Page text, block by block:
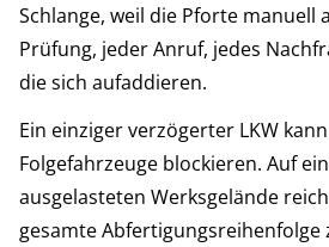
Schlange, weil die Pforte manuell
Prüfung, jeder Anruf, jedes
die sich aufaddieren.
Ein einziger verzögerter LKW
Folgefahrzeuge blockieren. Auf
ausgelasteten Werksgelände
gesamte Abfertigungsreihenfolge